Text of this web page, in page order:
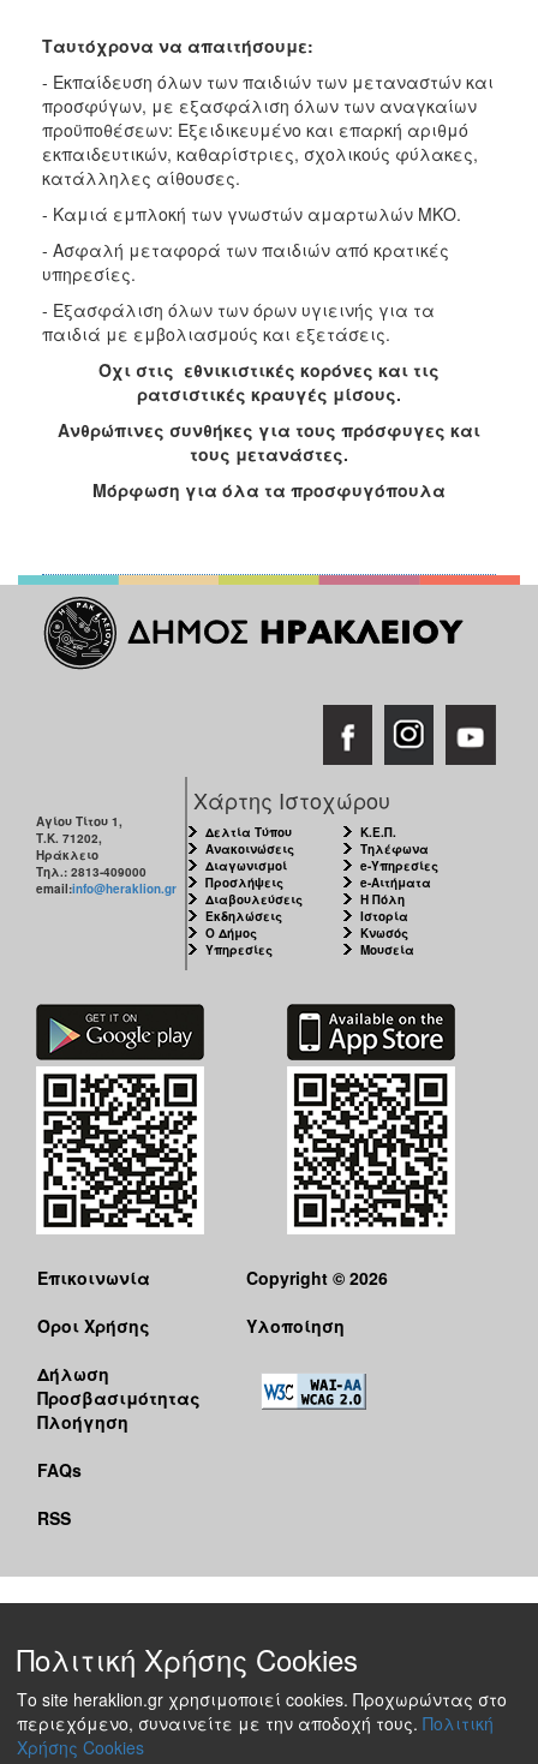
Ταυτόχρονα να απαιτήσουμε:
- Εκπαίδευση όλων των παιδιών των μεταναστών και
προσφύγων, με εξασφάλιση όλων των αναγκαίων
προϋποθέσεων: Εξειδικευμένο και επαρκή αριθμό
εκπαιδευτικών, καθαρίστριες, σχολικούς φύλακες,
κατάλληλες αίθουσες.
- Καμιά εμπλοκή των γνωστών αμαρτωλών ΜΚΟ.
- Ασφαλή μεταφορά των παιδιών από κρατικές
υπηρεσίες.
- Εξασφάλιση όλων των όρων υγιεινής για τα
παιδιά με εμβολιασμούς και εξετάσεις.
Όχι στις εθνικιστικές κορόνες και τις
ρατσιστικές κραυγές μίσους.
Ανθρώπινες συνθήκες για τους πρόσφυγες και
τους μετανάστες.
Μόρφωση για όλα τα προσφυγόπουλα
Αγίου Τίτου 1,
Τ.Κ. 71202,
Ηράκλειο
Τηλ.: 2813-409000
email:info@heraklion.gr
Χάρτης Ιστοχώρου
Δελτία Τύπου
Ανακοινώσεις
Διαγωνισμοί
Προσλήψεις
Διαβουλεύσεις
Εκδηλώσεις
Ο Δήμος
Υπηρεσίες
Κ.Ε.Π.
Τηλέφωνα
e-Υπηρεσίες
e-Αιτήματα
Η Πόλη
Ιστορία
Κνωσός
Μουσεία
Επικοινωνία
Όροι Χρήσης
Δήλωση
Προσβασιμότητας
Πλοήγηση
FAQs
RSS
Copyright © 2026
Υλοποίηση
Πολιτική Χρήσης Cookies
Το site heraklion.gr χρησιμοποιεί cookies. Προχωρώντας στο
περιεχόμενο, συναινείτε με την αποδοχή τους. Πολιτική
Χρήσης Cookies